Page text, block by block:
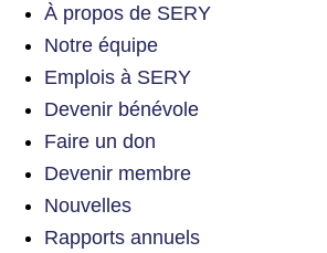
À propos de SERY
Notre équipe
Emplois à SERY
Devenir bénévole
Faire un don
Devenir membre
Nouvelles
Rapports annuels